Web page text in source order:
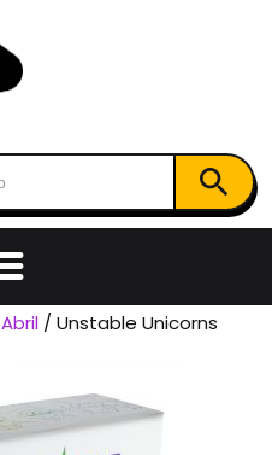
Botón de
Abril/ Unstable Unicorns